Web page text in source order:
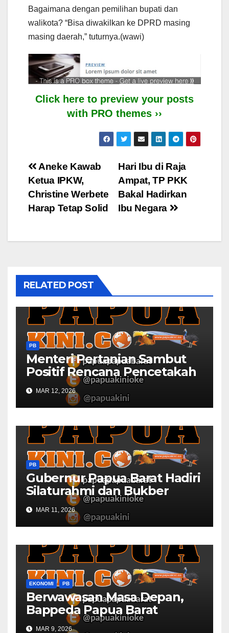
Bagaimana dengan pemilihan bupati dan
walikota? “Bisa diwakilkan ke DPRD masing
masing daerah,” tuturnya.(wawi)
Click here to preview your posts
with PRO themes ››
Post
navigation
Hari Ibu di Raja
Ampat, TP PKK
Bakal Hadirkan
Ibu Negara
Aneke Kawab
Ketua IPKW,
Christine Werbete
Harap Tetap Solid
RELATED POST
PB
Menteri Pertanian Sambut
Positif Rencana Pencetakah
Sawah dan Ladang di Papua
Barat
MAR 12, 2026
PB
Gubernur Papua Barat Hadiri
Silaturahmi dan Bukber
Bersama DPR RI dan
Mendagri di IPDN
MAR 11, 2026
EKONOMI PB
Berwawasan Masa Depan,
Bappeda Papua Barat
Konsultasi Publik RKPD 2027
MAR 9, 2026